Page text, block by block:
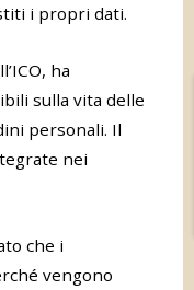
i propri dati.
ha
sulla vita delle
personali. Il
nei
che i
vengono